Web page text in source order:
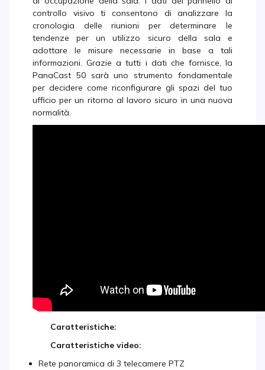
controllo visivo ti consentono di analizzare la
cronologia delle riunioni per determinare le
tendenze per un utilizzo sicuro della sala e
adottare le misure necessarie in base a tali
informazioni. Grazie a tutti i dati che fornisce, la
PanaCast 50 sarà uno strumento fondamentale
per decidere come riconfigurare gli spazi del tuo
ufficio per un ritorno al lavoro sicuro in una nuova
normalità.
Caratteristiche:
Caratteristiche video:
Rete panoramica di 3 telecamere PTZ